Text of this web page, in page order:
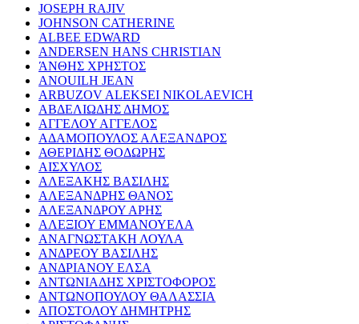
JOSEPH RAJIV
JOHNSON CATHERINE
ALBEE EDWARD
ANDERSEN HANS CHRISTIAN
ΆΝΘΗΣ ΧΡΗΣΤΟΣ
ANOUILH JEAN
ARBUZOV ALEKSEI NIKOLAEVICH
ΑΒΔΕΛΙΩΔΗΣ ΔΗΜΟΣ
ΑΓΓΕΛΟΥ ΑΓΓΕΛΟΣ
ΑΔΑΜΟΠΟΥΛΟΣ ΑΛΕΞΑΝΔΡΟΣ
ΑΘΕΡΙΔΗΣ ΘΟΔΩΡΗΣ
ΑΙΣΧΥΛΟΣ
ΑΛΕΞΑΚΗΣ ΒΑΣΙΛΗΣ
ΑΛΕΞΑΝΔΡΗΣ ΘΑΝΟΣ
ΑΛΕΞΑΝΔΡΟΥ ΑΡΗΣ
ΑΛΕΞΙΟΥ ΕΜΜΑΝΟΥΕΛΑ
ΑΝΑΓΝΩΣΤΑΚΗ ΛΟΥΛΑ
ΑΝΔΡΕΟΥ ΒΑΣΙΛΗΣ
ΑΝΔΡΙΑΝΟΥ ΕΛΣΑ
ΑΝΤΩΝΙΑΔΗΣ ΧΡΙΣΤΟΦΟΡΟΣ
ΑΝΤΩΝΟΠΟΥΛΟΥ ΘΑΛΑΣΣΙΑ
ΑΠΟΣΤΟΛΟΥ ΔΗΜΗΤΡΗΣ